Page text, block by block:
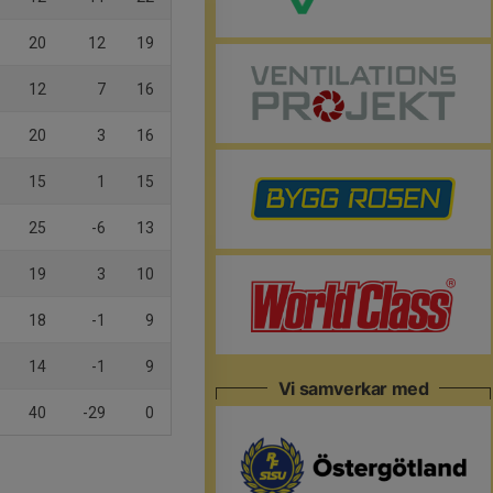
20 12 19
12 7 16
20 3 16
15 1 15
25 -6 13
19 3 10
18 -1 9
14 -1 9
40 -29 0
Vi samverkar med